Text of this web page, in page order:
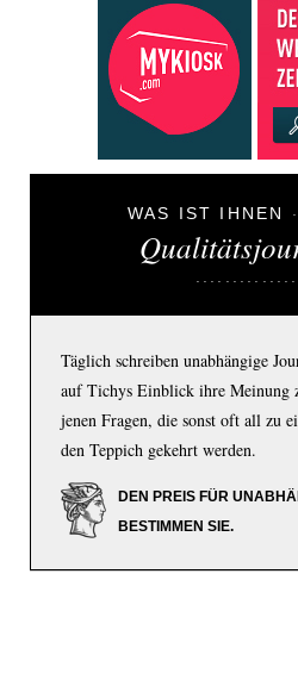
WAS IST IHNEN
Täglich schreiben unabhängige
auf Tichys Einblick ihre Meinung
jenen Fragen, die sonst oft all zu
den Teppich gekehrt werden.
DEN PREIS FÜR
BESTIMMEN SIE.